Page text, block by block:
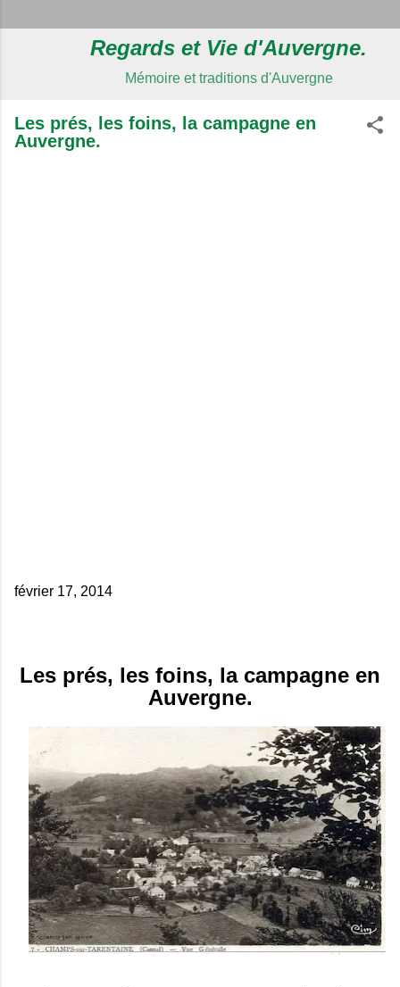
Regards et Vie d'Auvergne.
Mémoire et traditions d'Auvergne
Les prés, les foins, la campagne en
Auvergne.
février 17, 2014
Les prés, les foins, la campagne en
Auvergne.